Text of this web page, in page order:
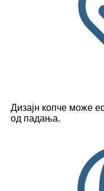
Дизајн копче може
од падања.